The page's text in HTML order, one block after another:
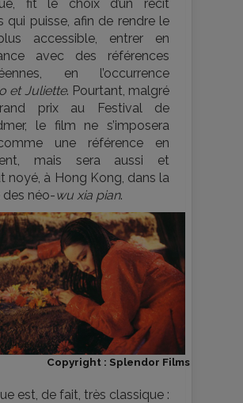
fit le choix d’un récit
qui puisse, afin de rendre le
accessible, entrer en
avec des références
en l’occurrence
et Juliette. Pourtant, malgré
prix au Festival de
le film ne s’imposera
une référence en
mais sera aussi et
noyé, à Hong Kong, dans la
des néo-wu xia pian.
Copyright : Splendor Films
est, de fait, très classique :